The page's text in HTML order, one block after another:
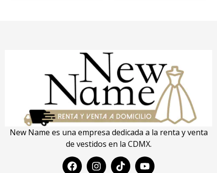
New Name es una empresa dedicada a la renta y venta
de vestidos en la CDMX.